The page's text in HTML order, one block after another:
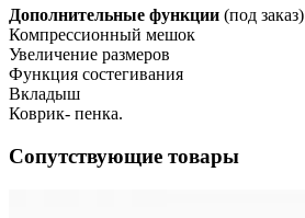
Дополнительные функции (под заказ)
Компрессионный мешок
Увеличение размеров
Функция состегивания
Вкладыш
Коврик- пенка.
Сопутствующие товары